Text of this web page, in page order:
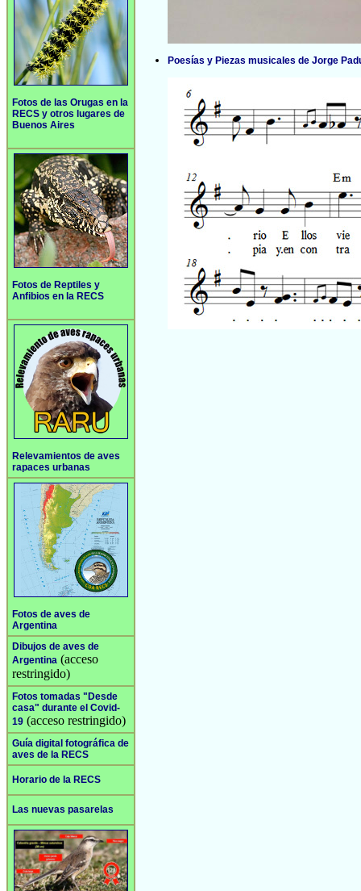
Fotos de las Orugas en la
RECS y otros lugares de
Buenos Aires
Fotos de Reptiles y
Anfibios en la RECS
Relevamientos de aves
rapaces urbanas
Fotos de aves de
Argentina
Dibujos de aves de
Argentina (acceso
restringido)
Fotos tomadas "Desde
casa" durante el Covid-
19 (acceso restringido)
Guía digital fotográfica de
aves de la RECS
Horario de la RECS
Las nuevas pasarelas
Poesías y Piezas musicales de Jorge